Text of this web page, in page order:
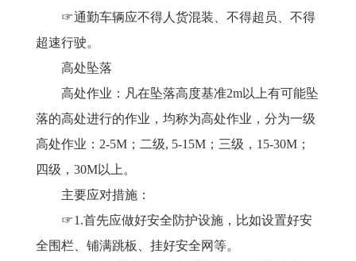
☞通勤车辆应不得人货混装、不得超员、不得
超速行驶。
高处坠落
高处作业：凡在坠落高度基准2m以上有可能坠
落的高处进行的作业，均称为高处作业，分为一级
高处作业：2-5M；二级, 5-15M；三级，15-30M；
四级，30M以上。
主要应对措施：
☞1.首先应做好安全防护设施，比如设置好安
全围栏、铺满跳板、挂好安全网等。